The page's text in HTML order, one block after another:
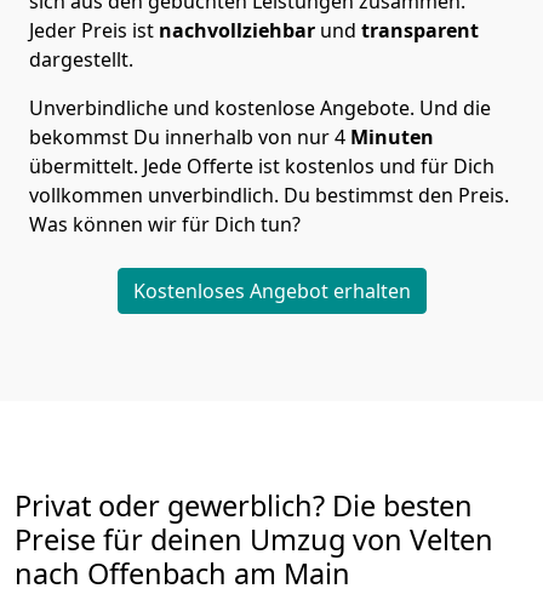
Jeder Preis ist nachvollziehbar und transparent
dargestellt.
Unverbindliche und kostenlose Angebote. Und die
bekommst Du innerhalb von nur4 Minuten
übermittelt. Jede Offerte ist kostenlos und für Dich
vollkommen unverbindlich. Du bestimmst den Preis.
Was können wir für Dich tun?
Kostenloses Angebot erhalten
Privat oder gewerblich? Die besten
Preise für deinen Umzug von Velten
nach Offenbach am Main